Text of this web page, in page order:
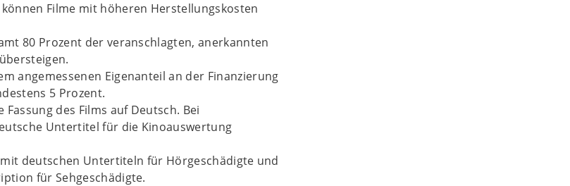
Filme mit höheren Herstellungskosten
80 Prozent der veranschlagten, anerkannten
angemessenen Eigenanteil an der Finanzierung
5 Prozent.
des Films auf Deutsch. Bei
Untertitel für die Kinoauswertung
deutschen Untertiteln für Hörgeschädigte und
für Sehgeschädigte.